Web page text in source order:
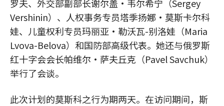
罗夫、外交部副部长谢尔盖·韦尔希宁（Sergey
Vershinin）、人权事务专员塔季扬娜·莫斯卡尔科
娃、儿童权利专员玛丽亚·勒沃瓦-别洛娃（Maria
Lvova-Belova）和国防部高级代表。她还与俄罗斯
红十字会会长帕维尔·萨夫丘克（Pavel Savchuk）
举行了会谈。
此次计划的莫斯科之行为期两天。在访问期间，斯